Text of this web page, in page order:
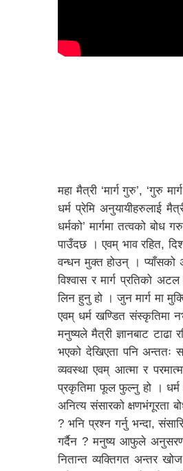
महा मैत्री ‘मार्ग गुरु’, ‘गुरु
धर्म प्रेमि अनुयायीहरुलाई
धर्मको’ मार्गमा तत्वको
पाउँदछ । एवम् भाव रहित,
वन्धन मुक्त होउन् । प्याँसको
विश्वास र मार्ग प्रतिको
लिन हुनु हो । जुन मार्ग मा
एवम् धर्म खण्डित संस्कृतिमा
मनुष्यले मैत्री ज्ञानबाट
भएको देखिएता पनि
व्यवस्था एवम् आत्मा र
प्रकृतिमा फूल फुल्नु हो ।
अनित्य संसारको क्षणभंगूरता
? भनि प्रश्न गर्नु भन्दा,
गर्दैन ? मनुष्य आफुले अनुसरण
नितान्त व्यक्तिगत अन्तर